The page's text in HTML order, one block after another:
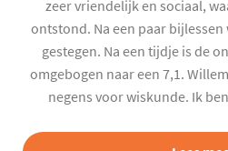
zeer vriendelijk en sociaal,
ontstond. Na een paar
gestegen. Na een tijdje is de
omgebogen naar een 7,1.
negens voor wiskunde. Ik